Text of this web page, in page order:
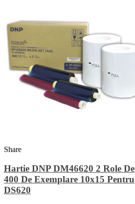
Share
Hartie DNP DM46620 2 Role De
400 De Exemplare 10x15 Pentru
DS620